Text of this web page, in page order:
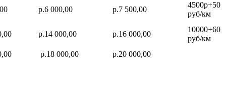
р.6 000,00 р.7 500,00
4500р+50
руб/км
р.14 000,00 р.16 000,00
10000+60
руб/км
р.18 000,00 р.20 000,00